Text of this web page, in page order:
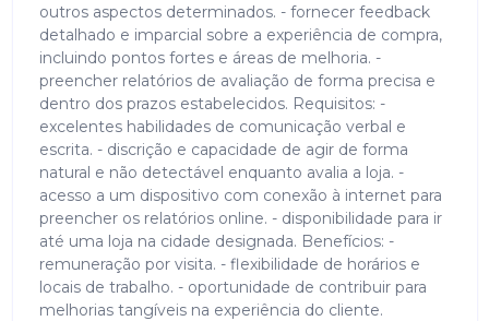
outros aspectos determinados. - fornecer feedback
detalhado e imparcial sobre a experiência de compra,
incluindo pontos fortes e áreas de melhoria. -
preencher relatórios de avaliação de forma precisa e
dentro dos prazos estabelecidos. Requisitos: -
excelentes habilidades de comunicação verbal e
escrita. - discrição e capacidade de agir de forma
natural e não detectável enquanto avalia a loja. -
acesso a um dispositivo com conexão à internet para
preencher os relatórios online. - disponibilidade para ir
até uma loja na cidade designada. Benefícios: -
remuneração por visita. - flexibilidade de horários e
locais de trabalho. - oportunidade de contribuir para
melhorias tangíveis na experiência do cliente.